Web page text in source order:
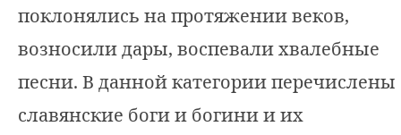
поклонялись на протяжении веков,
возносили дары, воспевали хвалебные
песни. В данной категории перечислены
славянские боги и богини и их